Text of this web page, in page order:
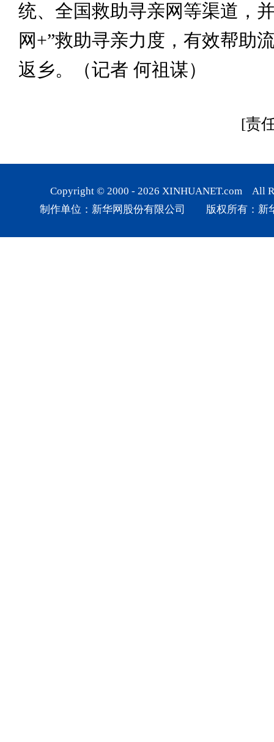
统、全国救助寻亲网等渠道，
网+”救助寻亲力度，有效帮助
返乡。（记者 何祖谋）
[责
Copyright © 2000 - 2026 XINHUANET.com All
制作单位：新华网股份有限公司 版权所有：新